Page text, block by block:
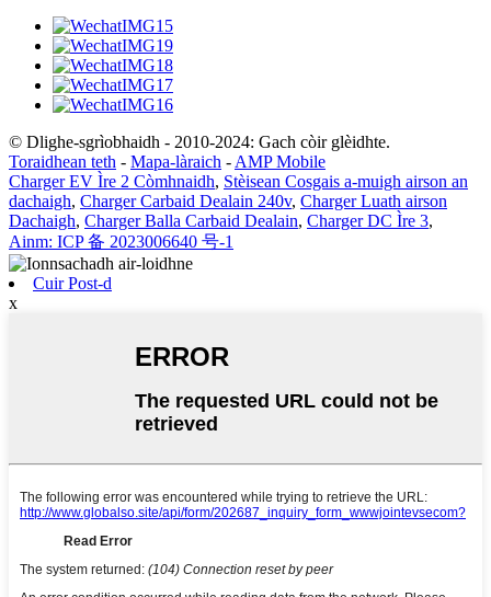
© Dlighe-sgrìobhaidh - 2010-2024: Gach còir glèidhte.
Toraidhean teth - Mapa-làraich - AMP Mobile
Charger EV Ìre 2 Còmhnaidh, Stèisean Cosgais a-muigh airson an
dachaigh, Charger Carbaid Dealain 240v, Charger Luath airson
Dachaigh, Charger Balla Carbaid Dealain, Charger DC Ìre 3,
Ainm: ICP 备 2023006640 号-1
Cuir Post-d
x